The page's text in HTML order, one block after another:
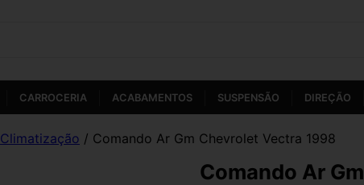
CARROCERIA ACABAMENTOS SUSPENSÃO DIREÇÃO
Climatização / Comando Ar Gm Chevrolet Vectra 1998
Comando Ar